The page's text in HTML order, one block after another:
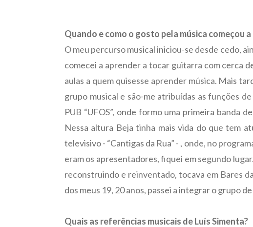
Quando e como o gosto pela música começou
O meu percurso musical iniciou-se desde cedo,
comecei a aprender a tocar guitarra com cerca
aulas a quem quisesse aprender música. Mais
grupo musical e são-me atribuídas as funções
PUB “UFOS”, onde formo uma primeira banda
Nessa altura Beja tinha mais vida do que tem
televisivo - “Cantigas da Rua” - , onde, no
eram os apresentadores, fiquei em segundo
reconstruindo e reinventado, tocava em Bares
dos meus 19, 20 anos, passei a integrar o grupo
Quais as referências musicais de Luís Simenta?